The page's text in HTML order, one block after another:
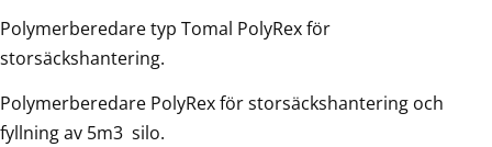
Polymerberedare typ Tomal PolyRex för
storsäckshantering.
Polymerberedare PolyRex för storsäckshantering och
fyllning av 5m3 silo.